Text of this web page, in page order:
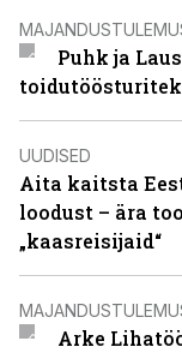
Puhk ja
UUDISED
Aita kaitsta
loodust – ära
„kaasreisijaid“
Arke